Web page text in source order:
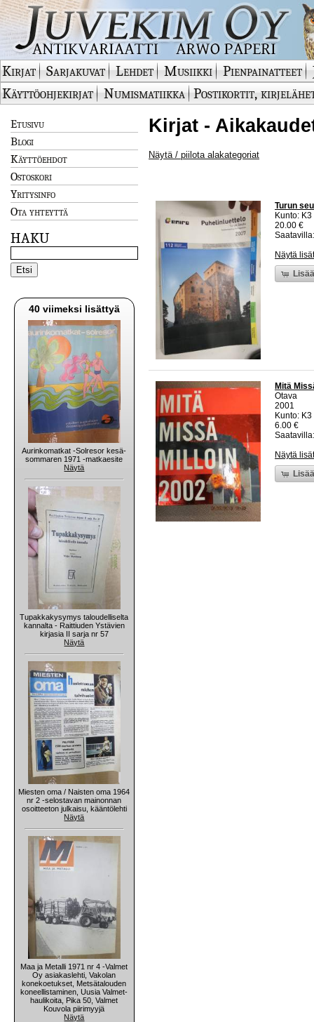
Kirjat Sarjakuvat Lehdet Musiikki Pienpainatteet
Käyttöohjekirjat
Numismatiikka Postikortit,
Etusivu
Blogi
Käyttöehdot
Ostoskori
Yritysinfo
Ota yhteyttä
HAKU
40 viimeksi lisättyä
Aurinkomatkat -Solresor kesä-
sommaren 1971 -matkaesite
Näytä
Tupakkakysymys taloudelliselta
kannalta - Raittiuden Ystävien
kirjasia II sarja nr 57
Näytä
Miesten oma / Naisten oma 1964
nr 2 -selostavan mainonnan
osoitteeton julkaisu, kääntölehti
Näytä
Maa ja Metalli 1971 nr 4 -Valmet
Oy asiakaslehti, Vakolan
konekoetukset, Metsätalouden
koneellistaminen, Uusia Valmet-
haulikoita, Pika 50, Valmet
Kouvola piirimyyjä
Näytä
Kirjat -
Näytä / piilota alakategoriat
Turun
Kunto:
20.00 €
Näytä
Mitä
Otava
2001
Kunto:
6.00 €
Näytä